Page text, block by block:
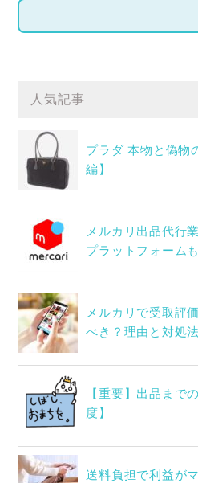
検
索
人気記事
プラダ 本物と偽物
編】
メルカリ出品代行
プラットフォーム
メルカリで受取評
べき？理由と対処法
【重要】出品まで
度】
送料負担で利益が